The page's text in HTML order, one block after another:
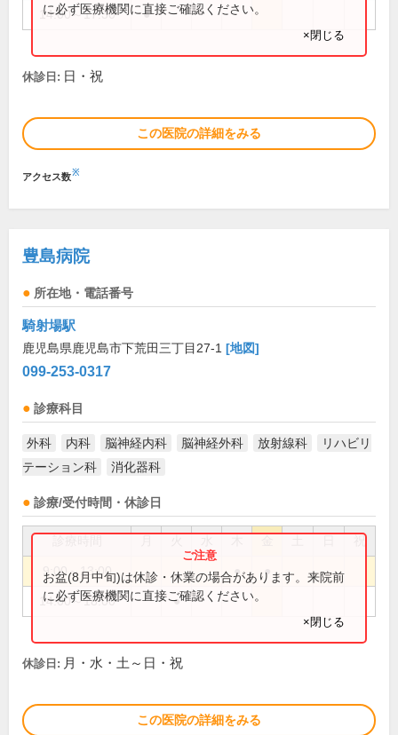
14:00～17:30 ●
に必ず医療機関に直接ご確認ください。
×閉じる
休診日: 日・祝
この医院の詳細をみる
アクセス数※
豊島病院
所在地・電話番号
騎射場駅
鹿児島県鹿児島市下荒田三丁目27-1 [地図]
099-253-0317
診療科目
外科 内科 脳神経内科 脳神経外科 放射線科
リハビリ
テーション科
消化器科
診療/受付時間・休診日
祝
9:00～13:00 ● ●
14:00～18:00 ●
お盆(8月中旬)は休診・休業の場合があります。来院前
に必ず医療機関に直接ご確認ください。
×閉じる
休診日: 月・水・土～日・祝
この医院の詳細をみる